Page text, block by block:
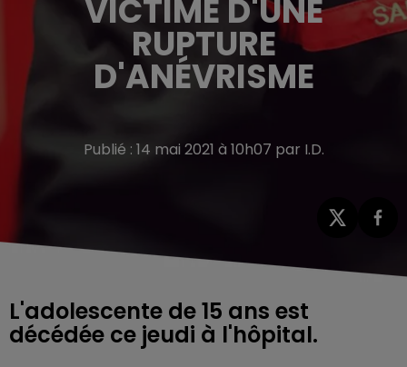
VICTIME D'UNE
RUPTURE
D'ANÉVRISME
Publié : 14 mai 2021 à 10h07 par I.D.
L'adolescente de 15 ans est
décédée ce jeudi à l'hôpital.